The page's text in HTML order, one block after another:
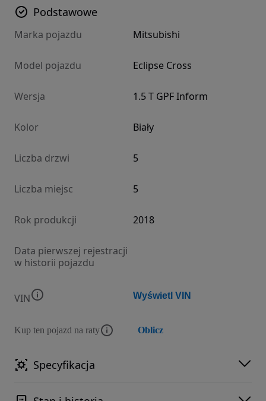
Podstawowe
Marka pojazdu Mitsubishi
Model pojazdu Eclipse Cross
Wersja 1.5 T GPF Inform
Kolor Biały
Liczba drzwi 5
Liczba miejsc 5
Rok produkcji 2018
Data pierwszej rejestracji
w historii pojazdu
VIN Wyświetl VIN
Kup ten pojazd na raty Oblicz
Specyfikacja